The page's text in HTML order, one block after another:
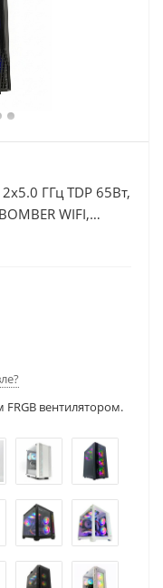
ГГц TDP 65Вт,
WIFI,
DDR5 16Gb,
FRGB вентилятором.